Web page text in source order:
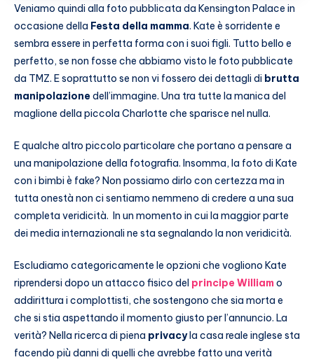
Veniamo quindi alla foto pubblicata da Kensington Palace in
occasione della Festa della mamma. Kate è sorridente e
sembra essere in perfetta forma con i suoi figli. Tutto bello e
perfetto, se non fosse che abbiamo visto le foto pubblicate
da TMZ. E soprattutto se non vi fossero dei dettagli di brutta
manipolazionedell’immagine. Una tra tutte la manica del
maglione della piccola Charlotte che sparisce nel nulla.
E qualche altro piccolo particolare che portano a pensare a
una manipolazione della fotografia. Insomma, la foto di Kate
con i bimbi è fake? Non possiamo dirlo con certezza ma in
tutta onestà non ci sentiamo nemmeno di credere a una sua
completa veridicità. In un momento in cui la maggior parte
dei media internazionali ne sta segnalando la non veridicità.
Escludiamo categoricamente le opzioni che vogliono Kate
riprendersi dopo un attacco fisico del principe Williamo
addirittura i complottisti, che sostengono che sia morta e
che si stia aspettando il momento giusto per l’annuncio. La
verità? Nella ricerca di piena privacyla casa reale inglese sta
facendo più danni di quelli che avrebbe fatto una verità